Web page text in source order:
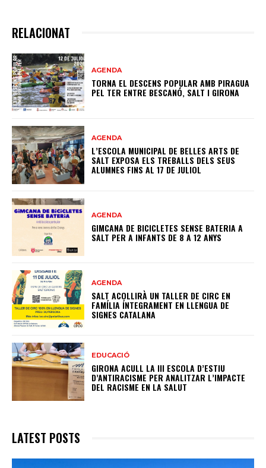
RELACIONAT
AGENDA
TORNA EL DESCENS POPULAR AMB PIRAGUA
PEL TER ENTRE BESCANÓ, SALT I GIRONA
AGENDA
L’ESCOLA MUNICIPAL DE BELLES ARTS DE
SALT EXPOSA ELS TREBALLS DELS SEUS
ALUMNES FINS AL 17 DE JULIOL
AGENDA
GIMCANA DE BICICLETES SENSE BATERIA A
SALT PER A INFANTS DE 8 A 12 ANYS
AGENDA
SALT ACOLLIRÀ UN TALLER DE CIRC EN
FAMÍLIA ÍNTEGRAMENT EN LLENGUA DE
SIGNES CATALANA
EDUCACIÓ
GIRONA ACULL LA III ESCOLA D’ESTIU
D’ANTIRACISME PER ANALITZAR L’IMPACTE
DEL RACISME EN LA SALUT
LATEST POSTS